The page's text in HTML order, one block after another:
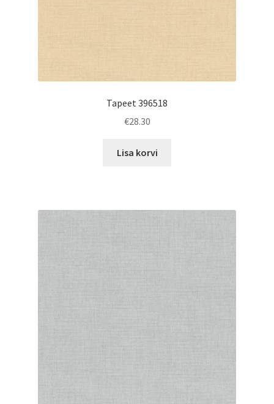
Tapeet 396518
€28.30
Lisa korvi